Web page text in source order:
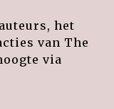
het
van The
via